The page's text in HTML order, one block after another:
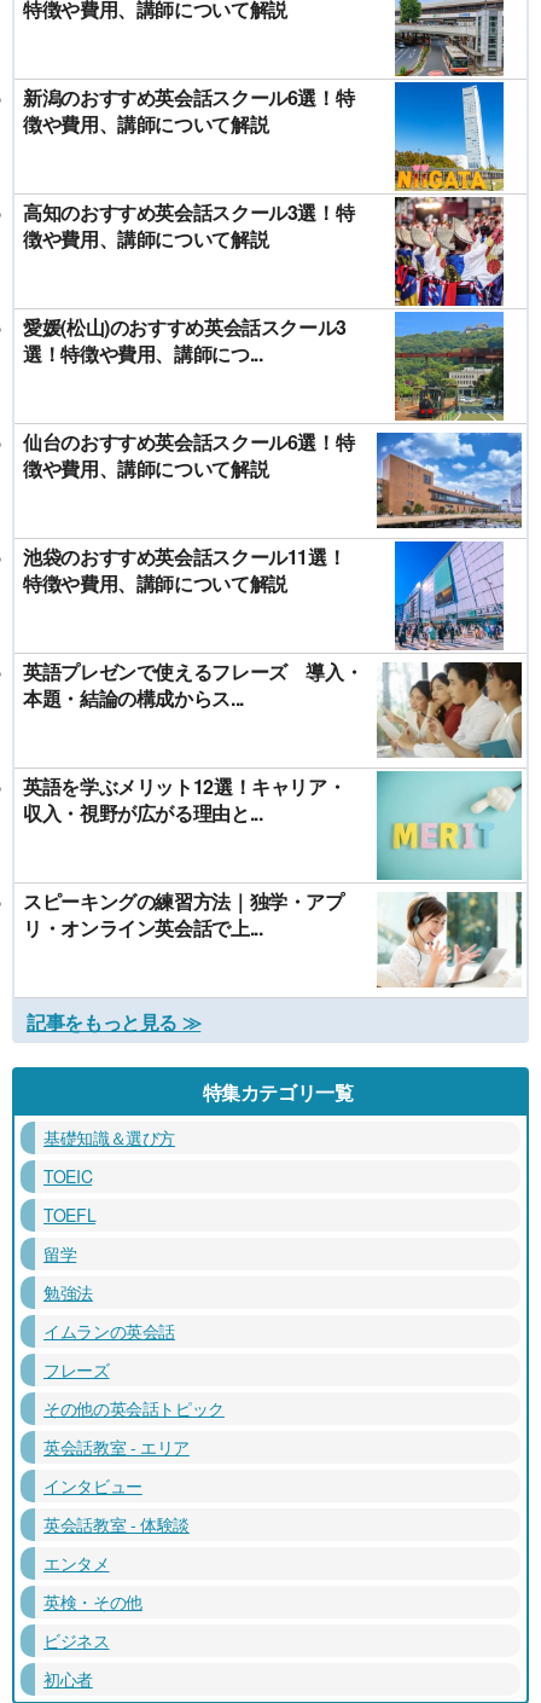
特徴や費用、講師について解説
新潟のおすすめ英会話スクール6選！特
徴や費用、講師について解説
高知のおすすめ英会話スクール3選！特
徴や費用、講師について解説
愛媛(松山)のおすすめ英会話スクール3
選！特徴や費用、講師につ...
仙台のおすすめ英会話スクール6選！特
徴や費用、講師について解説
池袋のおすすめ英会話スクール11選！
特徴や費用、講師について解説
英語プレゼンで使えるフレーズ 導入・
本題・結論の構成からス...
英語を学ぶメリット12選！キャリア・
収入・視野が広がる理由と...
スピーキングの練習方法｜独学・アプ
リ・オンライン英会話で上...
記事をもっと見る ≫
特集カテゴリ一覧
基礎知識＆選び方
TOEIC
TOEFL
留学
勉強法
イムランの英会話
フレーズ
その他の英会話トピック
英会話教室 - エリア
インタビュー
英会話教室 - 体験談
エンタメ
英検・その他
ビジネス
初心者